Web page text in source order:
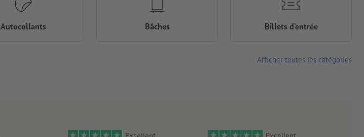
Autocollants Bâches Billets d'entrée
Afficher toutes les catégories